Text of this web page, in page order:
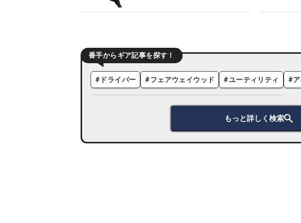
番手からギア記事を探す！
# ドライバー #フェアウェイウッド #ユーティリティ #
もっと詳しく検索